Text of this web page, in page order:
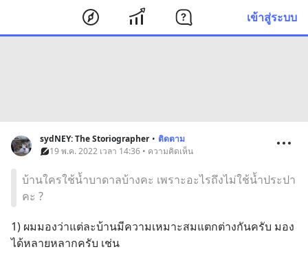
เข้าสู่ระบบ
sydNEY: The Storiographer • ติดตาม
19 พ.ค. 2022 เวลา 14:36 • ความคิดเห็น
บ้านใครใช้น้ำบาดาลบ้างคะ เพราะอะไรถึงไม่ใช้น้ำประปา
คะ ?
1) ผมมองว่าแต่ละบ้านมีความเหมาะสมแตกต่างกันครับ มอง
ได้หลายหลากครับ เช่น